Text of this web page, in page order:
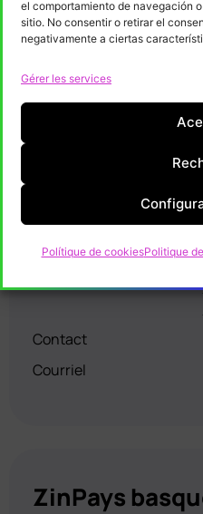
el comportamiento de navegación
sitio. No consentir o retirar el
negativamente a ciertas
Gérer les services
Polítique de cookiesPolitique
Département
Site web
Contact
Courriel
ZinPays